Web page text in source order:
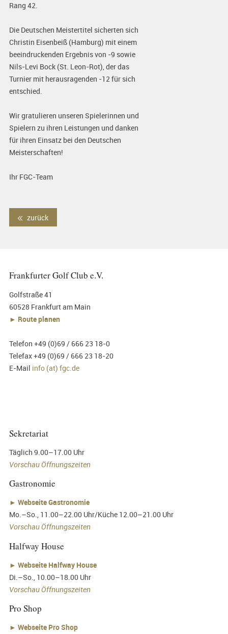
Rang 42.
Die Deutschen Meistertitel sicherten sich
Christin Eisenbeiß (Hamburg) mit einem
beeindruckenden Ergebnis von -9 sowie
Nils-Levi Bock (St. Leon-Rot), der das
Turnier mit herausragenden -12 für sich
entschied.
Wir gratulieren unseren Spielerinnen und
Spielern zu ihren Leistungen und danken
für ihren Einsatz bei den Deutschen
Meisterschaften!
Ihr FGC-Team
zurück
Frankfurter Golf Club e.V.
Golfstraße 41
60528 Frankfurt am Main
► Route planen
Telefon +49 (0)69 / 666 23 18-0
Telefax +49 (0)69 / 666 23 18-20
E-Mail info (at) fgc.de
Sekretariat
Täglich 9.00–17.00 Uhr
Vorschau Öffnungszeiten
Gastronomie
► Webseite Gastronomie
Mo.–So., 11.00–22.00 Uhr/Küche 12.00–21.00 Uhr
Vorschau Öffnungszeiten
Halfway House
► Webseite Halfway House
Di.–So., 10.00–18.00 Uhr
Vorschau Öffnungszeiten
Pro Shop
► Webseite Pro Shop